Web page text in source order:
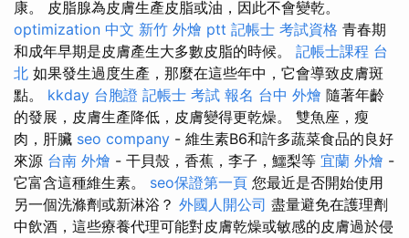
康。 皮脂腺為皮膚生產皮脂或油，因此不會變乾。
optimization 中文 新竹 外燴 ptt 記帳士 考試資格 青春期
和成年早期是皮膚產生大多數皮脂的時候。 記帳士課程 台
北 如果發生過度生產，那麼在這些年中，它會導致皮膚斑
點。 kkday 台胞證 記帳士 考試 報名 台中 外燴 隨著年齡
的發展，皮膚生產降低，皮膚變得更乾燥。 雙魚座，瘦
肉，肝臟 seo company - 維生素B6和許多蔬菜食品的良好
來源 台南 外燴 - 干貝殼，香蕉，李子，鱷梨等 宜蘭 外燴 -
它富含這種維生素。 seo保證第一頁 您最近是否開始使用
另一個洗滌劑或新淋浴？ 外國人開公司 盡量避免在護理劑
中飲酒，這些療養代理可能對皮膚乾燥或敏感的皮膚過於侵